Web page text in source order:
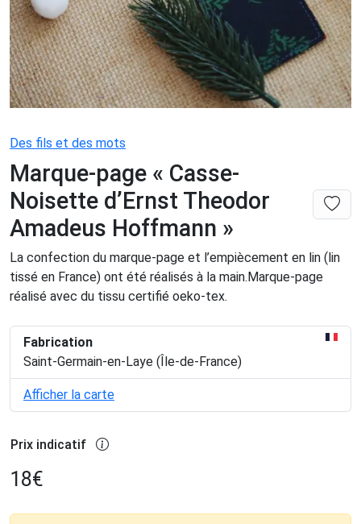
Des fils et des mots
Marque-page « Casse-
Noisette d’Ernst Theodor
Amadeus Hoffmann »
La confection du marque-page et l’empiècement en lin (lin
tissé en France) ont été réalisés à la main.Marque-page
réalisé avec du tissu certifié oeko-tex.
Fabrication
Saint-Germain-en-Laye (Île-de-France)
Afficher la carte
Prix indicatif
18€